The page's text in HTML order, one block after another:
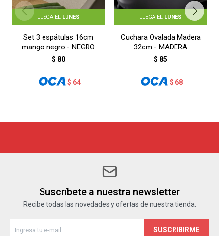
LLEGA EL LUNES
Set 3 espátulas 16cm
mango negro - NEGRO
$ 80
$ 64
LLEGA EL LUNES
Cuchara Ovalada Madera
32cm - MADERA
$ 85
$ 68
Suscríbete a nuestra newsletter
Recibe todas las novedades y ofertas de nuestra tienda.
SUSCRIBIRME